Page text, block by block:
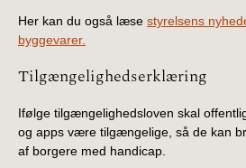
Her kan du også læse styrelsens
byggevarer.
Tilgængelighedserklæring
Ifølge tilgængelighedsloven skal
og apps være tilgængelige, så de kan
af borgere med handicap.